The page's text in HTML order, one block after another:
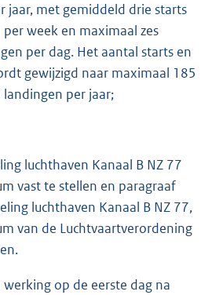
jaar, met gemiddeld drie starts
week en maximaal zes
per dag. Het aantal starts en
gewijzigd naar maximaal 185
per jaar;
luchthaven Kanaal B NZ 77
vast te stellen en paragraaf
luchthaven Kanaal B NZ 77,
van de Luchtvaartverordening
op de eerste dag na